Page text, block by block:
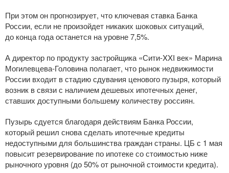
При этом он прогнозирует, что ключевая ставка Банка
России, если не произойдет никаких шоковых ситуаций,
до конца года останется на уровне 7,5%.
А директор по продукту застройщика «Сити-XXI век» Марина
Могилевцева-Головина полагает, что рынок недвижимости
России входит в стадию сдувания ценового пузыря, который
возник в связи с наличием дешевых ипотечных денег,
ставших доступными большему количеству россиян.
Пузырь сдуется благодаря действиям Банка России,
который решил снова сделать ипотечные кредиты
недоступными для большинства граждан страны. ЦБ с 1 мая
повысит резервирование по ипотеке со стоимостью ниже
рыночного уровня (до 50% от рыночной стоимости кредита).